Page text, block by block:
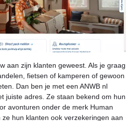
aan zijn klanten geweest. Als je graag
fietsen of kamperen of gewoon
Dan ben je met een ANWB nl
juiste adres. Ze staan bekend om hun
avonturen onder de merk Human
hun klanten ook verzekeringen aan